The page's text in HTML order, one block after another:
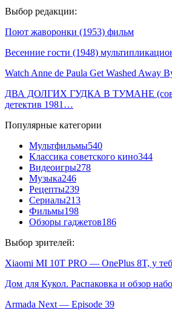
Выбор редакции:
Поют жаворонки (1953) фильм
Весенние гости (1948)
Watch Anne de Paula Get Washed Away
ДВА ДОЛГИХ ГУДКА В ТУМАНЕ
детектив 1981…
Популярные категории
Мультфильмы540
Классика советского кино344
Видеоигры278
Музыка246
Рецепты239
Сериалы213
Фильмы198
Обзоры гаджетов186
Выбор зрителей:
Xiaomi MI 10T PRO — OnePlus 8T, у
Дом для Кукол. Распаковка и обзор
Armada Next — Episode 39